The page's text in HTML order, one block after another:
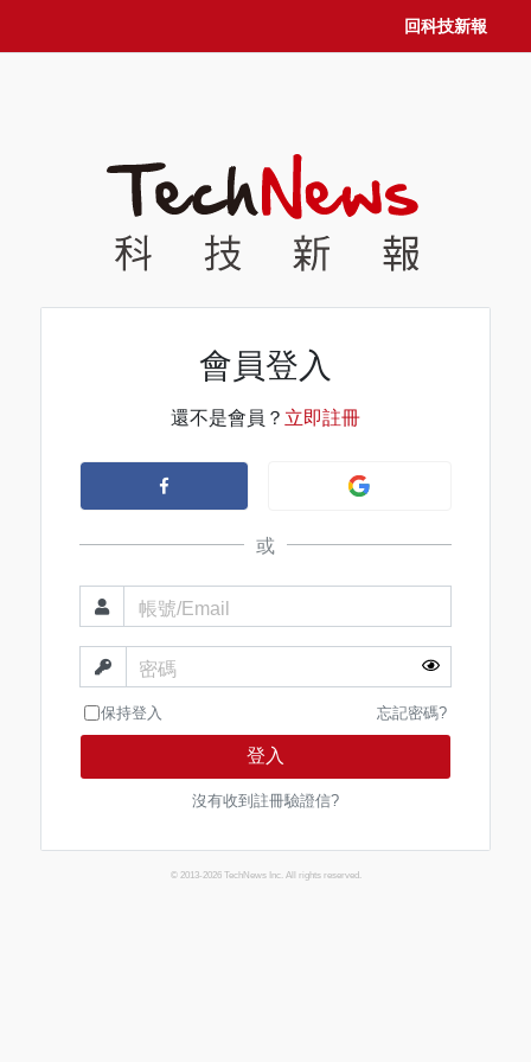
回科技新報
會員登入
還不是會員？ 立即註冊
或
帳號/Email
密碼
保持登入 忘記密碼?
登入
沒有收到註冊驗證信?
© 2013-2026 TechNews Inc. All rights reserved.